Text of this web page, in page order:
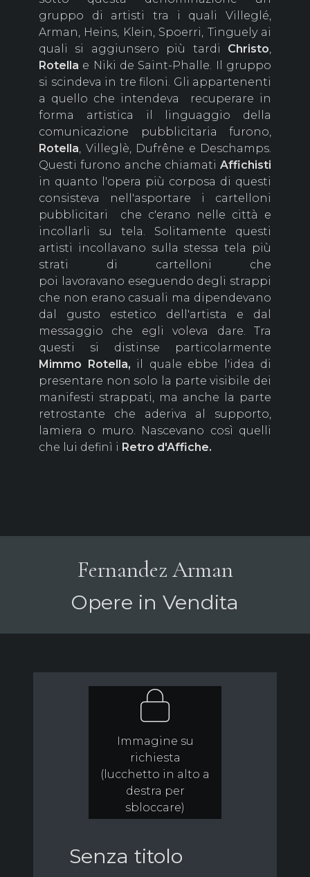
gruppo di artisti tra i quali Villeglé,
Arman, Heins, Klein, Spoerri, Tinguely ai
quali si aggiunsero più tardi Christo,
Rotella e Niki de Saint-Phalle. Il gruppo
si scindeva in tre filoni. Gli appartenenti
a quello che intendeva recuperare in
forma artistica il linguaggio della
comunicazione pubblicitaria furono,
Rotella, Villeglè, Dufrêne e Deschamps.
Questi furono anche chiamati Affichisti
in quanto l'opera più corposa di questi
consisteva nell'asportare i cartelloni
pubblicitari che c'erano nelle città e
incollarli su tela. Solitamente questi
artisti incollavano sulla stessa tela più
strati di cartelloni che
poi lavoravano eseguendo degli strappi
che non erano casuali ma dipendevano
dal gusto estetico dell'artista e dal
messaggio che egli voleva dare. Tra
questi si distinse particolarmente
Mimmo Rotella, il quale ebbe l'idea di
presentare non solo la parte visibile dei
manifesti strappati, ma anche la parte
retrostante che aderiva al supporto,
lamiera o muro. Nascevano così quelli
che lui definì i Retro d'Affiche.
Fernandez Arman
Opere in Vendita
Immagine su
richiesta
(lucchetto in alto a
destra per
sbloccare)
Senza titolo